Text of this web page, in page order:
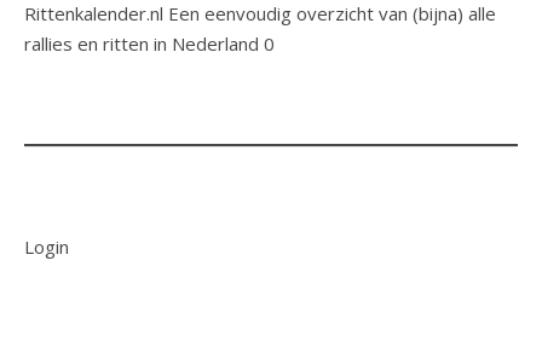
Rittenkalender.nl Een eenvoudig overzicht van (bijna) alle
rallies en ritten in Nederland 0
Login